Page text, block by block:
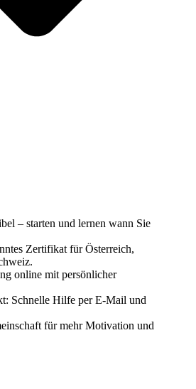
– starten und lernen wann Sie
Zertifikat für Österreich,
online mit persönlicher
Schnelle Hilfe per E-Mail und
für mehr Motivation und